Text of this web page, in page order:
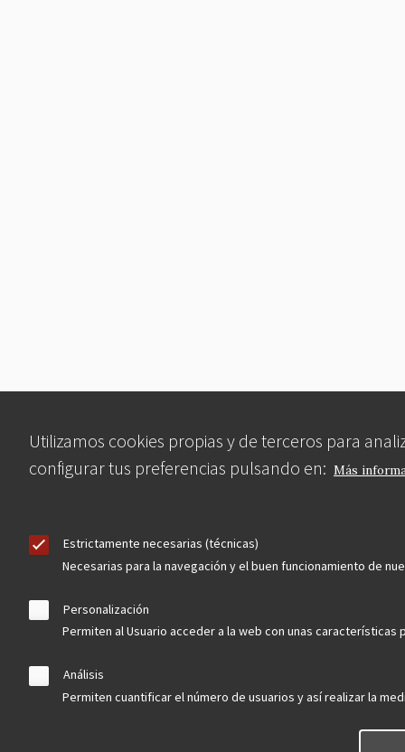
Utilizamos cookies propias y de terceros para
configurar tus preferencias pulsando en: Más
Estrictamente necesarias (técnicas)
Necesarias para la navegación y el buen funcionamiento de
Personalización
Permiten al Usuario acceder a la web con unas
Análisis
Permiten cuantificar el número de usuarios y así realizar la